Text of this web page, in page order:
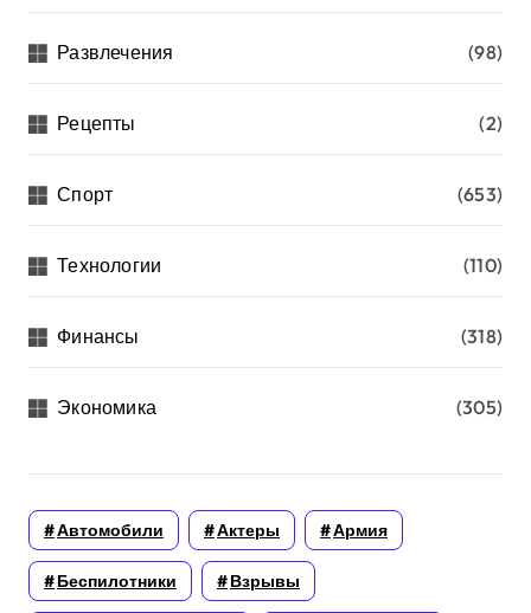
Развлечения (98)
Рецепты (2)
Спорт (653)
Технологии (110)
Финансы (318)
Экономика (305)
Автомобили Актеры Армия
Беспилотники Взрывы